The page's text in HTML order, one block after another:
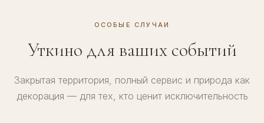
ОСОБЫЕ СЛУЧАИ
Уткино для ваших событий
Закрытая территория, полный сервис и природа как
декорация — для тех, кто ценит исключительность